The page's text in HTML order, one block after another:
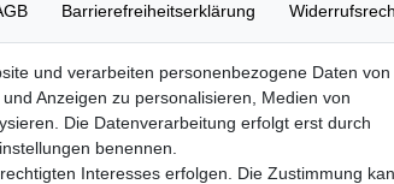
Barrierefreiheitserklärung
Versand- & Zahlungsbedingungen
© Copyright 2026 | Alle Rechte vorbehalten.
und verarbeiten personenbezogene Daten von
Anzeigen zu personalisieren, Medien von
Die Datenverarbeitung erfolgt erst durch
benennen.
Interesses erfolgen. Die Zustimmung